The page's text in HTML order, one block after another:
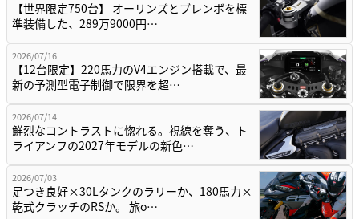
【世界限定750台】 オーリンズとブレンボを標
準装備した、289万9000円…
2026/07/16
【12台限定】220馬力のV4エンジン搭載で、最
新の予測型電子制御で限界を超…
2026/07/14
鮮烈なコントラストに惚れる。視線を奪う、ト
ライアンフの2027年モデルの新色…
2026/07/03
足つき良好×30Lタンクのラリーか、180馬力×
乾式クラッチのRSか。 旅o…